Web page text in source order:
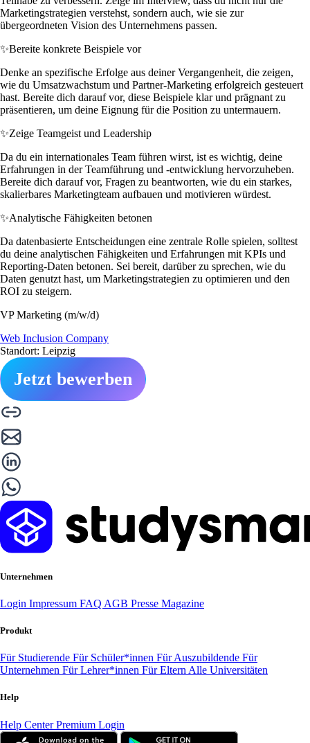
Marketingstrategien verstehst, sondern auch, wie sie zur
übergeordneten Vision des Unternehmens passen.
✨Bereite konkrete Beispiele vor
Denke an spezifische Erfolge aus deiner Vergangenheit, die zeigen,
wie du Umsatzwachstum und Partner-Marketing erfolgreich gesteuert
hast. Bereite dich darauf vor, diese Beispiele klar und prägnant zu
präsentieren, um deine Eignung für die Position zu untermauern.
✨Zeige Teamgeist und Leadership
Da du ein internationales Team führen wirst, ist es wichtig, deine
Erfahrungen in der Teamführung und -entwicklung hervorzuheben.
Bereite dich darauf vor, Fragen zu beantworten, wie du ein starkes,
skalierbares Marketingteam aufbauen und motivieren würdest.
✨Analytische Fähigkeiten betonen
Da datenbasierte Entscheidungen eine zentrale Rolle spielen, solltest
du deine analytischen Fähigkeiten und Erfahrungen mit KPIs und
Reporting-Daten betonen. Sei bereit, darüber zu sprechen, wie du
Daten genutzt hast, um Marketingstrategien zu optimieren und den
ROI zu steigern.
VP Marketing (m/w/d)
Web Inclusion Company
Standort: Leipzig
Jetzt bewerben
Unternehmen
Login Impressum FAQ AGB Presse Magazine
Produkt
Für Studierende Für Schüler*innen Für Auszubildende Für
Unternehmen Für Lehrer*innen Für Eltern Alle Universitäten
Help
Help CenterPremium Login